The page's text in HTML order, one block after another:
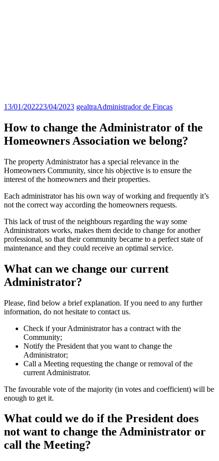
13/01/202223/04/2023 gealtraAdministrador de Fincas
How to change the Administrator of the
Homeowners Association we belong?
The property Administrator has a special relevance in the
Homeowners Community, since his objective is to ensure the
interest of the homeowners and their properties.
Each administrator has his own way of working and frequently it’s
not the correct way according the homeowners requests.
This lack of trust of the neighbours regarding the way some
Administrators works, makes them decide to change for another
professional, so that their community became to a perfect state of
maintenance and they could receive an optimal service.
What can we change our current
Administrator?
Please, find below a brief explanation. If you need to any further
information, do not hesitate to contact us.
Check if your Administrator has a contract with the
Community;
Notify the President that you want to change the
Administrator;
Call a Meeting requesting the change or removal of the
current Administrator.
The favourable vote of the majority (in votes and coefficient) will be
enough to get it.
What could we do if the President does
not want to change the Administrator or
call the Meeting?